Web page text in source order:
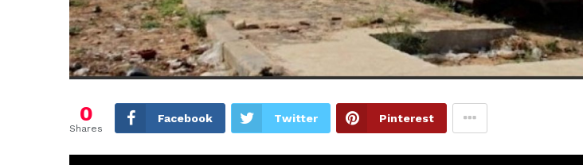
0
Shares
Facebook Twitter Pinterest